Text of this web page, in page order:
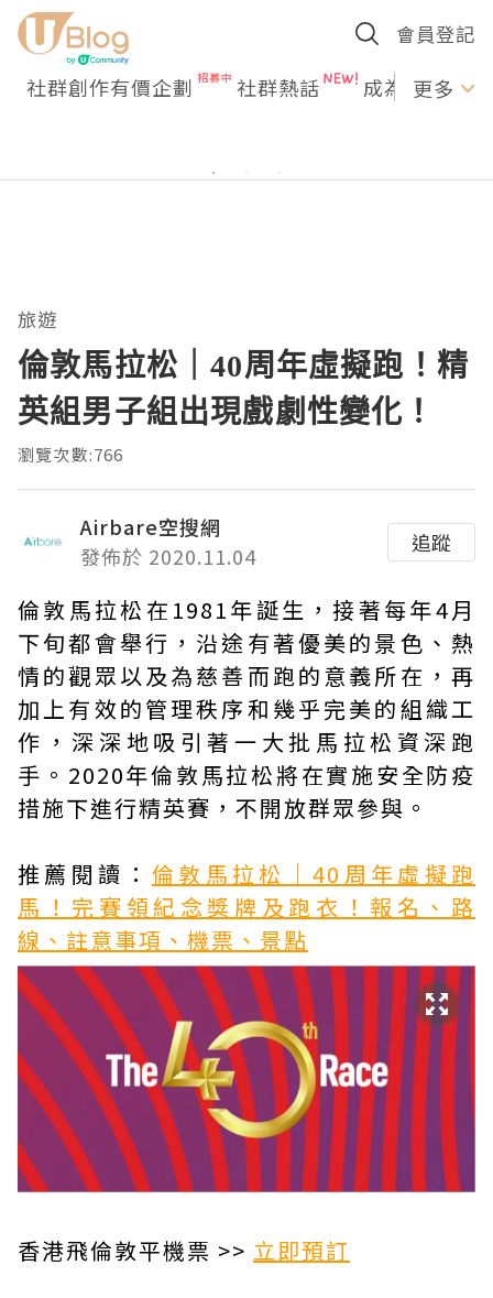
會員登記
社群創作有價企劃 社群熱話 成為U更多
旅遊
倫敦馬拉松｜40周年虛擬跑！精
英組男子組出現戲劇性變化！
瀏覽次數:766
Airbare空搜網
發佈於 2020.11.04
追蹤
倫敦馬拉松在1981年誕生，接著每年4月
下旬都會舉行，沿途有著優美的景色、熱
情的觀眾以及為慈善而跑的意義所在，再
加上有效的管理秩序和幾乎完美的組織工
作，深深地吸引著一大批馬拉松資深跑
手。2020年倫敦馬拉松將在實施安全防疫
措施下進行精英賽，不開放群眾參與。
推薦閱讀： 倫敦馬拉松｜40周年虛擬跑
馬！完賽領紀念獎牌及跑衣！報名、路
線、註意事項、機票、景點
香港飛倫敦平機票 >> 立即預訂